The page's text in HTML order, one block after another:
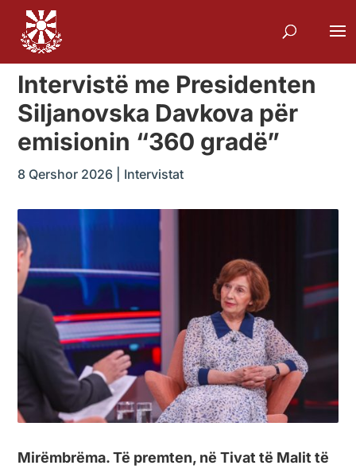
Intervistë me Presidenten
Siljanovska Davkova për
emisionin “360 gradë”
8 Qershor 2026 Intervistat
Mirëmbrëma. Të premten, në Tivat të Malit të